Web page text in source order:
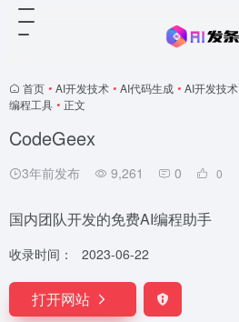
首页 • AI开发技术 • AI代码生成 • AI开发技术
编程工具 • 正文
CodeGeex
3年前发布 9,261 0 0
国内团队开发的免费AI编程助手
收录时间： 2023-06-22
打开网站